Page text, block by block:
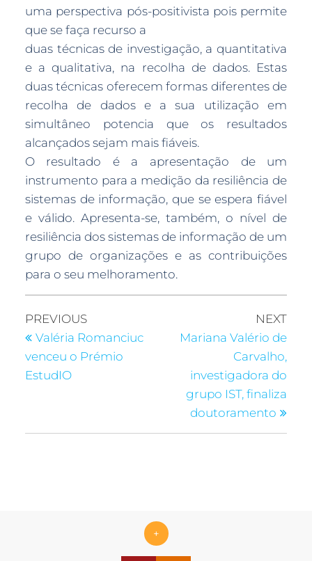
uma perspectiva pós-positivista pois permite
que se faça recurso a
duas técnicas de investigação, a quantitativa
e a qualitativa, na recolha de dados. Estas
duas técnicas oferecem formas diferentes de
recolha de dados e a sua utilização em
simultâneo potencia que os resultados
alcançados sejam mais fiáveis.
O resultado é a apresentação de um
instrumento para a medição da resiliência de
sistemas de informação, que se espera fiável
e válido. Apresenta-se, também, o nível de
resiliência dos sistemas de informação de um
grupo de organizações e as contribuições
para o seu melhoramento.
PREVIOUS
Valéria Romanciuc
venceu o Prémio
EstudIO
NEXT
Mariana Valério de
Carvalho,
investigadora do
grupo IST, finaliza
doutoramento
+